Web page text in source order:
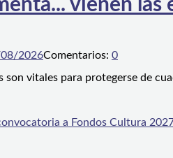
vienen
2026Comentarios: 0
son vitales para protegerse de